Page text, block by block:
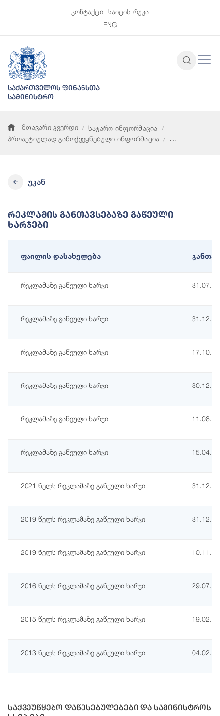
კონტაქტი
საიტის რუკა
ENG
საქართველოს ფინანსთა
სამინისტრო
მთავარი გვერდი
საჯარო ინფორმაცია
პროაქტიულად გამოქვეყნებული ინფორმაცია
უკან
Რეკლამის Განთავსებაზე Გაწეული
Ხარჯები
ფაილის დასახელება
რეკლამაზე გაწეული ხარჯი
რეკლამაზე გაწეული ხარჯი
რეკლამაზე გაწეული ხარჯი
რეკლამაზე გაწეული ხარჯი
რეკლამაზე გაწეული ხარჯი
რეკლამაზე გაწეული ხარჯი
2021 წელს რეკლამაზე გაწეული ხარჯი
2019 წელს რეკლამაზე გაწეული ხარჯი
2019 წელს რეკლამაზე გაწეული ხარჯი
2016 წელს რეკლამაზე გაწეული ხარჯი
2015 წელს რეკლამაზე გაწეული ხარჯი
2013 წელს რეკლამაზე გაწეული ხარჯი
საქვეუწყებო დაწესებულებები და სამინისტროს